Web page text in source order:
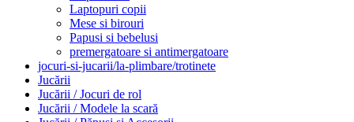
Laptopuri copii
Mese si birouri
Papusi si bebelusi
premergatoare si antimergatoare
jocuri-si-jucarii/la-plimbare/trotinete
Jucării
Jucării / Jocuri de rol
Jucării / Modele la scară